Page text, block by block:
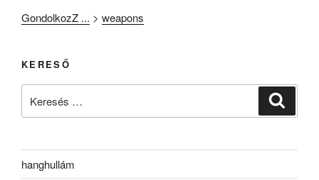
GondolkozZ ... > weapons
KERESŐ
hanghullám